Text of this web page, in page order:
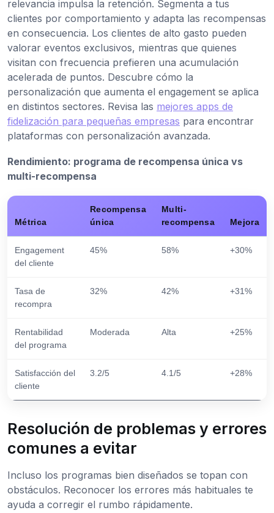
relevancia impulsa la retención. Segmenta a tus
clientes por comportamiento y adapta las recompensas
en consecuencia. Los clientes de alto gasto pueden
valorar eventos exclusivos, mientras que quienes
visitan con frecuencia prefieren una acumulación
acelerada de puntos. Descubre cómo la
personalización que aumenta el engagement se aplica
en distintos sectores. Revisa las mejores apps de
fidelización para pequeñas empresas para encontrar
plataformas con personalización avanzada.
Rendimiento: programa de recompensa única vs
multi-recompensa
Métrica
Recompensa
única
Multi-
recompensa
Mejora
Engagement
del cliente
45% 58% +30%
Tasa de
recompra
32% 42% +31%
Rentabilidad
del programa
Moderada Alta +25%
Satisfacción del
cliente
3.2/5 4.1/5 +28%
Resolución de problemas y errores
comunes a evitar
Incluso los programas bien diseñados se topan con
obstáculos. Reconocer los errores más habituales te
ayuda a corregir el rumbo rápidamente.